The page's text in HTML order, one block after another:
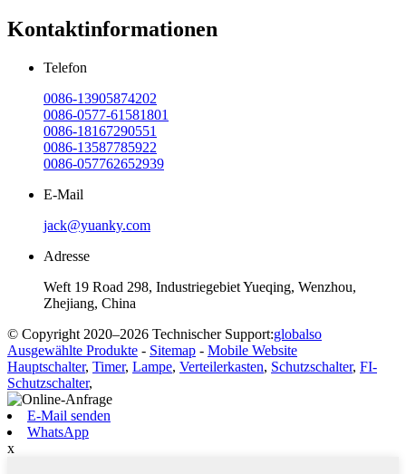
Kontaktinformationen
Telefon
0086-13905874202
0086-0577-61581801
0086-18167290551
0086-13587785922
0086-057762652939
E-Mail
jack@yuanky.com
Adresse
Weft 19 Road 298, Industriegebiet Yueqing, Wenzhou,
Zhejiang, China
© Copyright 2020–2026 Technischer Support:globalso
Ausgewählte Produkte - Sitemap - Mobile Website
Hauptschalter, Timer, Lampe, Verteilerkasten, Schutzschalter, FI-
Schutzschalter,
E-Mail senden
WhatsApp
x